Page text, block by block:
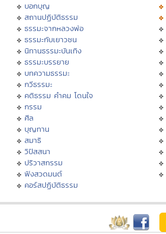
บอกบุญ
สถานปฏิบัติธรรม
ธรรมะจากหลวงพ่อ
ธรรมะกับเยาวชน
นิทานธรรมะบันเทิง
ธรรมะบรรยาย
บทความธรรมะ
กวีธรรมะ
คติธรรม คำคม โดนใจ
กรรม
ศีล
บุญทาน
สมาธิ
วิปัสสนา
ปริวาสกรรม
ฟังสวดมนต์
คอร์สปฏิบัติธรรม